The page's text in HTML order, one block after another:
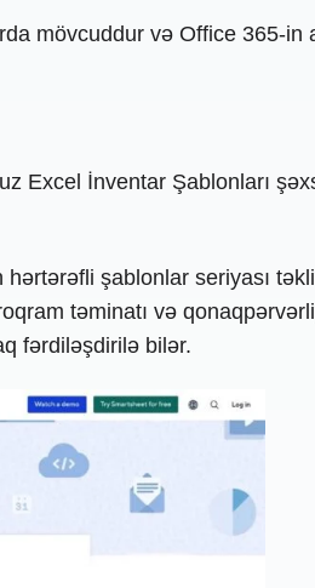
mövcuddur və Office 365-in
Excel İnventar Şablonları
şablonlar seriyası
təminatı və
fərdiləşdirilə bilər.